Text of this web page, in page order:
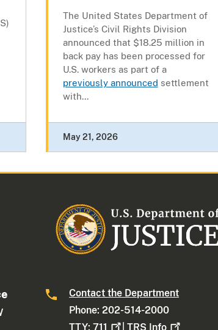
The United States Department of
Justice’s Civil Rights Division
announced that $18.25 million in
back pay has been processed for
U.S. workers as part of a
previously announced settlement
with...
May 21, 2026
Contact the Department
Phone: 202-514-2000
TTY:711 |TRS Info